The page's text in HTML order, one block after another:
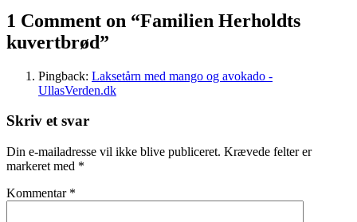
1 Comment on “Familien Herholdts
kuvertbrød”
Pingback: Laksetårn med mango og avokado -
UllasVerden.dk
Skriv et svar
Din e-mailadresse vil ikke blive publiceret. Krævede felter er
markeret med *
Kommentar *